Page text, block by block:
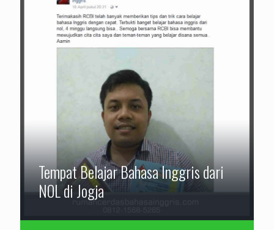
Tempat Belajar Bahasa Inggris dari
NOL di Jogja